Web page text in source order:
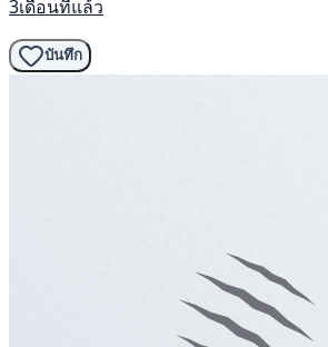
3เดือนที่แล้ว
บันทึก